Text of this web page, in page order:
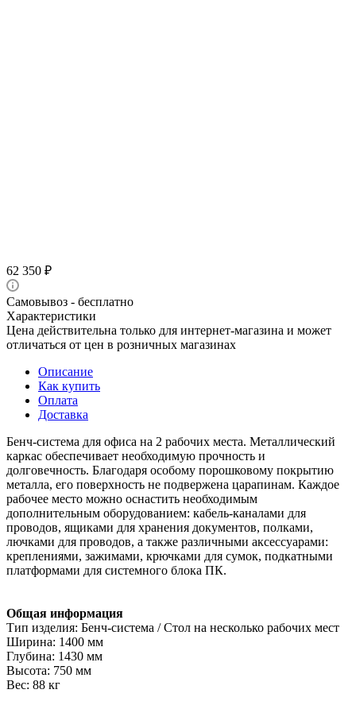
62 350 ₽
Самовывоз - бесплатно
Характеристики
Цена действительна только для интернет-магазина и может
отличаться от цен в розничных магазинах
Описание
Как купить
Оплата
Доставка
Бенч-система для офиса на 2 рабочих места. Металлический
каркас обеспечивает необходимую прочность и
долговечность. Благодаря особому порошковому покрытию
металла, его поверхность не подвержена царапинам. Каждое
рабочее место можно оснастить необходимым
дополнительным оборудованием: кабель-каналами для
проводов, ящиками для хранения документов, полками,
лючками для проводов, а также различными аксессуарами:
креплениями, зажимами, крючками для сумок, подкатными
платформами для системного блока ПК.
Общая информация
Тип изделия: Бенч-система / Стол на несколько рабочих мест
Ширина: 1400 мм
Глубина: 1430 мм
Высота: 750 мм
Вес: 88 кг